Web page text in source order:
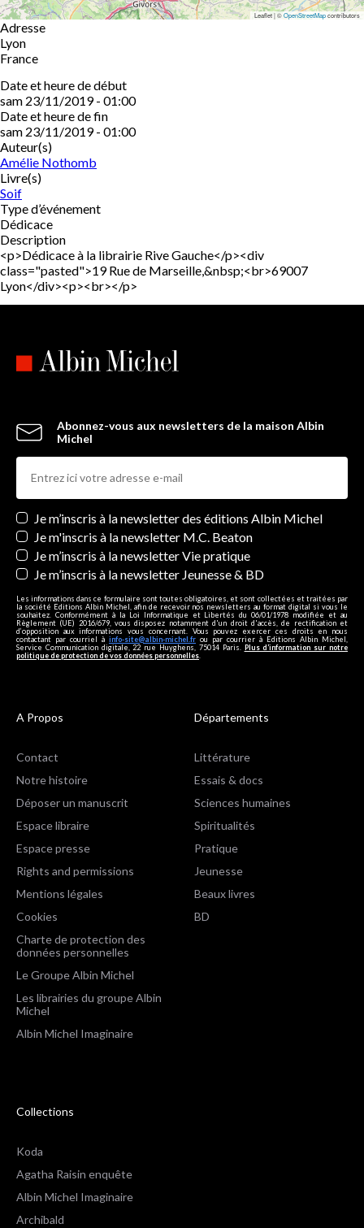
Leaflet | ©OpenStreetMapcontributors
Adresse
Lyon
France
Date et heure de début
sam 23/11/2019 - 01:00
Date et heure de fin
sam 23/11/2019 - 01:00
Auteur(s)
Amélie Nothomb
Livre(s)
Soif
Type d’événement
Dédicace
Description
<p>Dédicace à la librairie Rive Gauche</p><div
class="pasted">19 Rue de Marseille,&nbsp;<br>69007
Lyon</div><p><br></p>
Abonnez-vous aux newsletters de la maison Albin
Michel
Newsletters
Je m’inscris à la newsletter des éditions Albin Michel
Je m'inscris à la newsletter M.C. Beaton
Je m’inscris à la newsletter Vie pratique
Je m’inscris à la newsletter Jeunesse & BD
Les informations dans ce formulaire sont toutes obligatoires, et sont collectées et traitées par
la société Editions Albin Michel, afin de recevoir nos newsletters au format digital si vous le
souhaitez. Conformément à la Loi Informatique et Libertés du 06/01/1978 modifiée et au
Règlement (UE) 2016/679, vous disposez notamment d'un droit d'accès, de rectification et
d’opposition aux informations vous concernant. Vous pouvez exercer ces droits en nous
contactant par courriel à info-site@albin-michel.fr ou par courrier à Editions Albin Michel,
Service Communication digitale, 22 rue Huyghens, 75014 Paris. Plus d’information sur notre
politique de protection de vos données personnelles
A Propos
Contact
Notre histoire
Déposer un manuscrit
Espace libraire
Espace presse
Rights and permissions
Mentions légales
Cookies
Charte de protection des
données personnelles
Le Groupe Albin Michel
Les librairies du groupe Albin
Michel
Albin Michel Imaginaire
Départements
Littérature
Essais & docs
Sciences humaines
Spiritualités
Pratique
Jeunesse
Beaux livres
BD
Collections
Koda
Agatha Raisin enquête
Albin Michel Imaginaire
Archibald